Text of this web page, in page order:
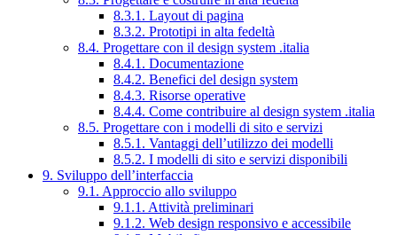
8.3.1. Layout di pagina
8.3.2. Prototipi in alta fedeltà
8.4. Progettare con il design system .italia
8.4.1. Documentazione
8.4.2. Benefici del design system
8.4.3. Risorse operative
8.4.4. Come contribuire al design system .italia
8.5. Progettare con i modelli di sito e servizi
8.5.1. Vantaggi dell’utilizzo dei modelli
8.5.2. I modelli di sito e servizi disponibili
9. Sviluppo dell’interfaccia
9.1. Approccio allo sviluppo
9.1.1. Attività preliminari
9.1.2. Web design responsivo e accessibile